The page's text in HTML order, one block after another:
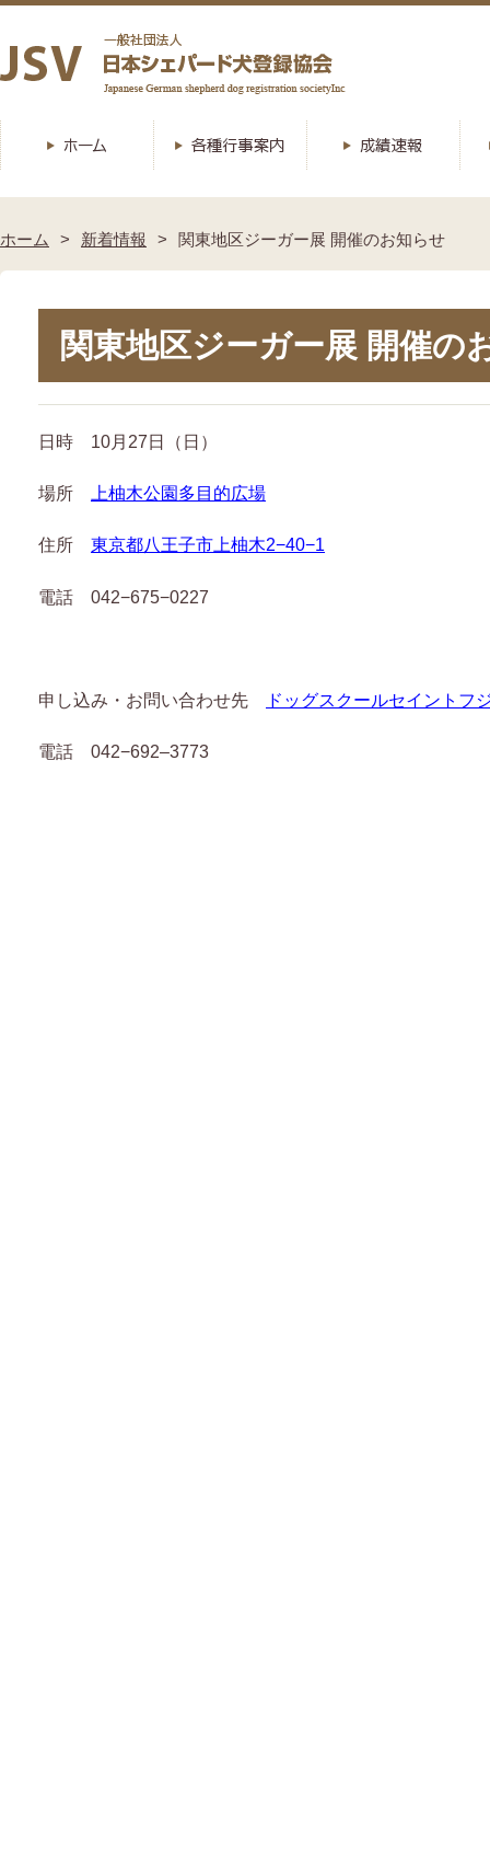
ホーム 新着情報 関東地区ジーガー展 開催のお知らせ
関東地区ジーガー展 開催の
日時 10月27日（日）
場所 上柚木公園多目的広場
住所 東京都八王子市上柚木2−40−1
電話 042−675−0227
申し込み・お問い合わせ先 ドッグスクールセイントフ
電話 042−692–3773